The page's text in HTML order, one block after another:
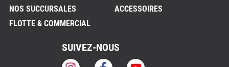
NOS SUCCURSALES
FLOTTE & COMMERCIAL
ACCESSOIRES
SUIVEZ-NOUS